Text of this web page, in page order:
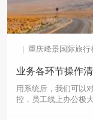
重庆峰景国际旅
业务各环节操作
用系统后，我们可以
控，员工线上办公极